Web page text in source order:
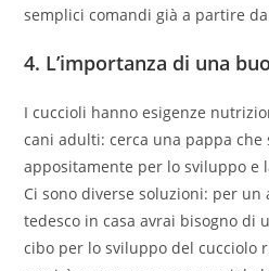
semplici comandi già a partire
4. L’importanza di una
I cuccioli hanno esigenze
cani adulti: cerca una pappa che
appositamente per lo sviluppo e
Ci sono diverse soluzioni: per un
tedesco in casa avrai bisogno di
cibo per lo sviluppo del cucciolo